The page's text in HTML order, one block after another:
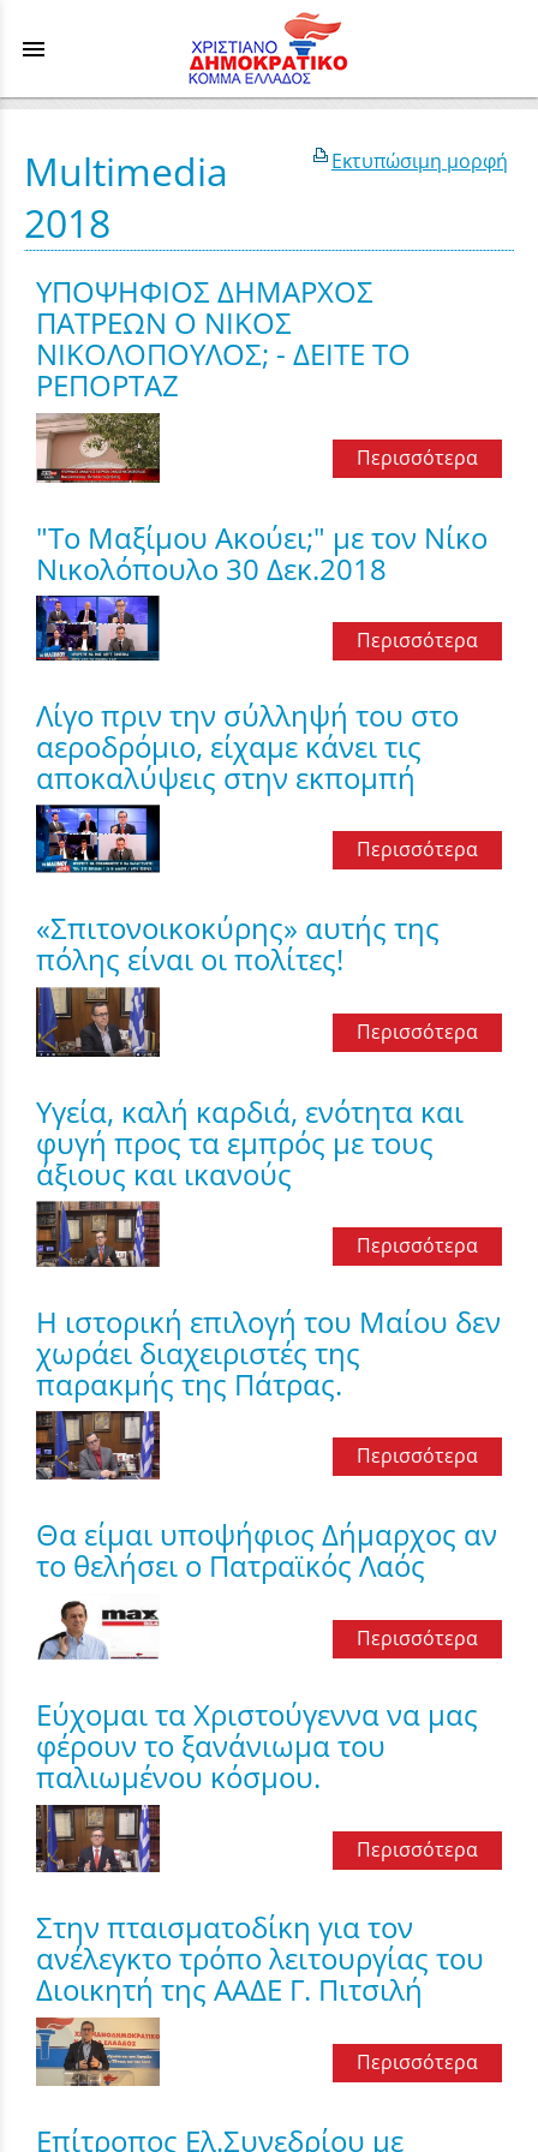
menu
Εκτυπώσιμη μορφή
Multimedia
2018
ΥΠΟΨΗΦΙΟΣ ΔΗΜΑΡΧΟΣ
ΠΑΤΡΕΩΝ Ο ΝΙΚΟΣ
ΝΙΚΟΛΟΠΟΥΛΟΣ; - ΔΕΙΤΕ ΤΟ
ΡΕΠΟΡΤΑΖ
Περισσότερα
"Το Μαξίμου Ακούει;" με τον Νίκο
Νικολόπουλο 30 Δεκ.2018
Περισσότερα
Λίγο πριν την σύλληψή του στο
αεροδρόμιο, είχαμε κάνει τις
αποκαλύψεις στην εκπομπή
Περισσότερα
«Σπιτονοικοκύρης» αυτής της
πόλης είναι οι πολίτες!
Περισσότερα
Υγεία, καλή καρδιά, ενότητα και
φυγή προς τα εμπρός με τους
άξιους και ικανούς
Περισσότερα
Η ιστορική επιλογή του Μαίου δεν
χωράει διαχειριστές της
παρακμής της Πάτρας.
Περισσότερα
Θα είμαι υποψήφιος Δήμαρχος αν
το θελήσει ο Πατραϊκός Λαός
Περισσότερα
Εύχομαι τα Χριστούγεννα να μας
φέρουν το ξανάνιωμα του
παλιωμένου κόσμου.
Περισσότερα
Στην πταισματοδίκη για τον
ανέλεγκτο τρόπο λειτουργίας του
Διοικητή της ΑΑΔΕ Γ. Πιτσιλή
Περισσότερα
Επίτροπος Ελ.Συνεδρίου με